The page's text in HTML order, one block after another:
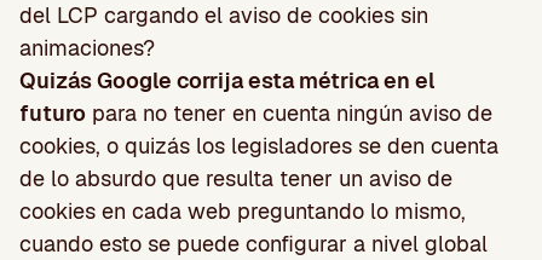
del LCP cargando el aviso de cookies sin
animaciones?
Quizás Google corrija esta métrica en el
futuro para no tener en cuenta ningún aviso de
cookies, o quizás los legisladores se den cuenta
de lo absurdo que resulta tener un aviso de
cookies en cada web preguntando lo mismo,
cuando esto se puede configurar a nivel global